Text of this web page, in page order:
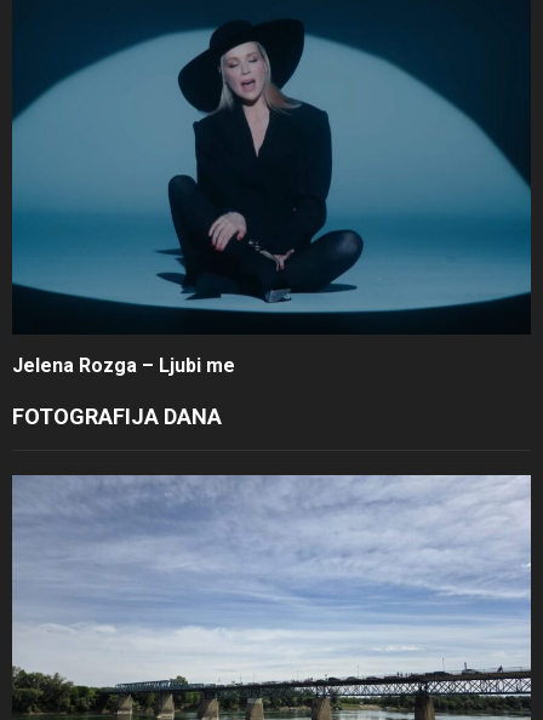
Jelena Rozga – Ljubi me
FOTOGRAFIJA DANA